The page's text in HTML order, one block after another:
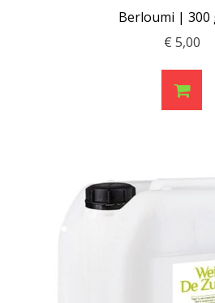
Berloumi | 300
€ 5,00